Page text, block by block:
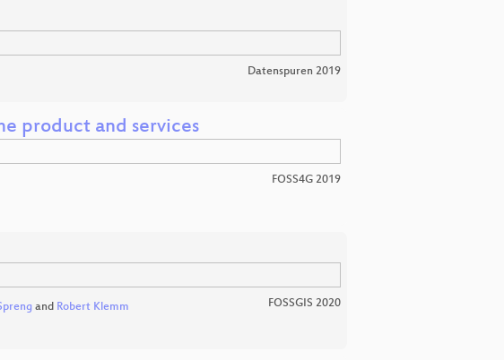
Datenspuren 2019
product and services
FOSS4G 2019
and Robert Klemm FOSSGIS 2020